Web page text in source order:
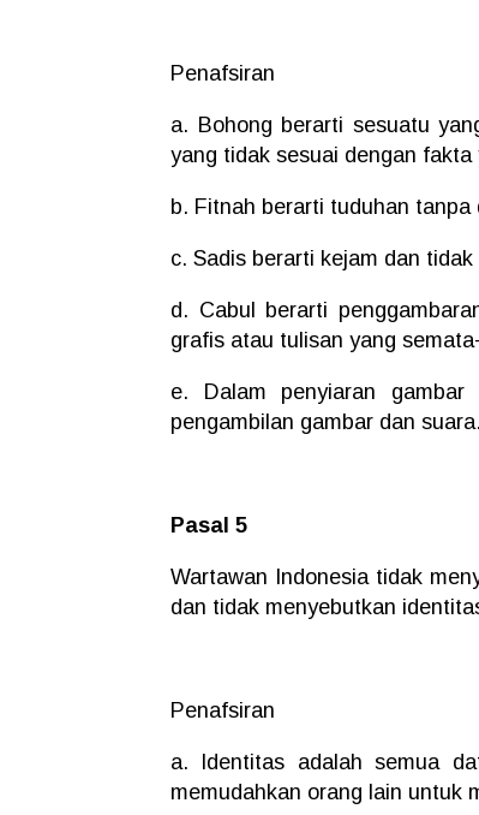
Penafsiran
a. Bohong berarti sesuatu
yang tidak sesuai dengan fakta
b. Fitnah berarti tuduhan
c. Sadis berarti kejam dan
d. Cabul berarti
grafis atau tulisan yang
e. Dalam penyiaran
pengambilan gambar dan suara.
Pasal 5
Wartawan Indonesia tidak
dan tidak menyebutkan
Penafsiran
a. Identitas adalah semua
memudahkan orang lain untuk